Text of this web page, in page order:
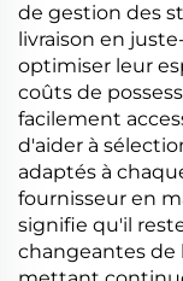
de gestion des
livraison en
optimiser leur
coûts de
facilement
d'aider à
adaptés à
fournisseur en
signifie qu'il
changeantes de